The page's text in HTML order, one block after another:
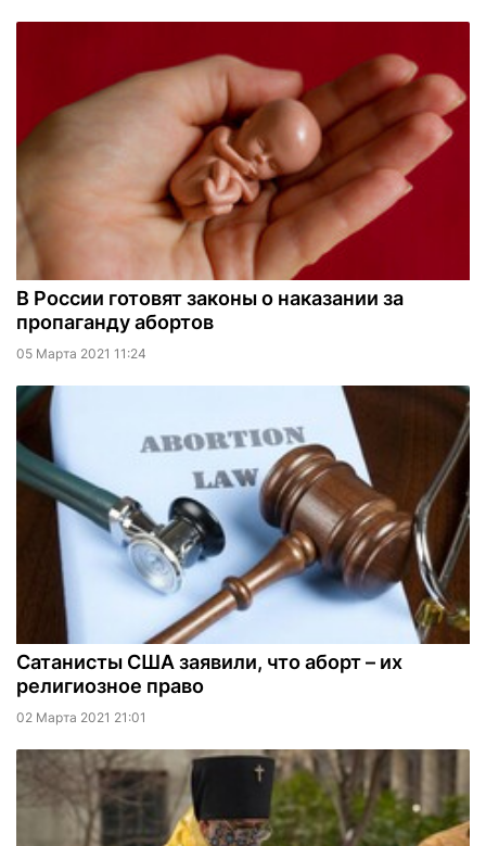
В России готовят законы о наказании за
пропаганду абортов
05 Марта 2021 11:24
Сатанисты США заявили, что аборт – их
религиозное право
02 Марта 2021 21:01